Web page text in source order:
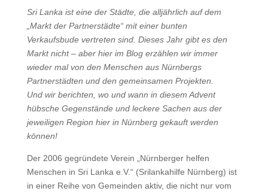
Sri Lanka ist eine der Städte, die alljährlich auf dem
„Markt der Partnerstädte“ mit einer bunten
Verkaufsbude vertreten sind. Dieses Jahr gibt es den
Markt nicht – aber hier im Blog erzählen wir immer
wieder mal von den Menschen aus Nürnbergs
Partnerstädten und den gemeinsamen Projekten.
Und wir berichten, wo und wann in diesem Advent
hübsche Gegenstände und leckere Sachen aus der
jeweiligen Region hier in Nürnberg gekauft werden
können!
Der 2006 gegründete Verein „Nürnberger helfen
Menschen in Sri Lanka e.V.“ (Srilankahilfe Nürnberg) ist
in einer Reihe von Gemeinden aktiv, die nicht nur vom